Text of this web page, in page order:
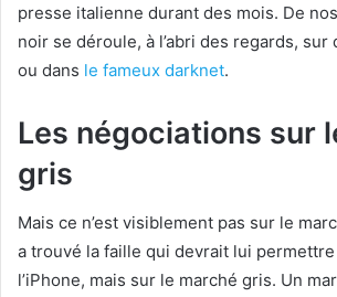
presse italienne durant des mois. De
noir se déroule, à l’abri des regards, sur
ou dans le fameux darknet.
Les négociations sur
gris
Mais ce n’est visiblement pas sur le
a trouvé la faille qui devrait lui
l’iPhone, mais sur le marché gris. Un